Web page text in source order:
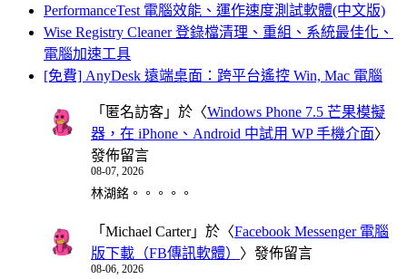
PerformanceTest 電腦效能、運作速度測試軟體(中文版)
Wise Registry Cleaner 登錄檔清理、重組、系統最佳化、
電腦加速工具
[免費] AnyDesk 遠端桌面：跨平台遙控 Win, Mac 電腦
「 匿名訪客 」於〈Windows Phone 7.5 芒果模擬
器，在 iPhone、Android 中試用 WP 手機介面〉
發佈留言
08-07, 2026
林湖銘。。。。。
「 Michael Carter」於〈Facebook Messenger 電腦
版下載（FB傳訊軟體） 〉發佈留言
08-06, 2026